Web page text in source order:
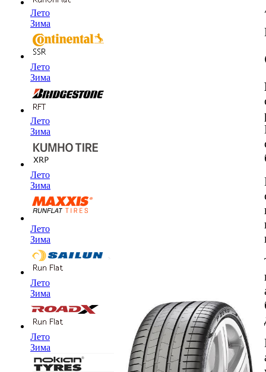
Лето
Зима
Лето
Зима
Лето
Зима
Лето
Зима
Лето
Зима
Лето
Зима
Лето
Зима